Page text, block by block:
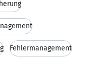
Fehlermanagement